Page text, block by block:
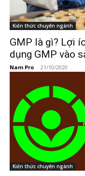
Kiến thức chuyên ngành
GMP là gì? Lợi
dụng GMP vào
Nam Pro - 21/10/2020
Kiến thức chuyên ngành